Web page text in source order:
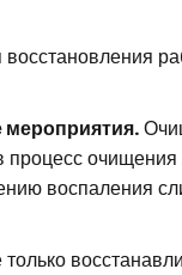
мероприятия.
процесс
воспаления